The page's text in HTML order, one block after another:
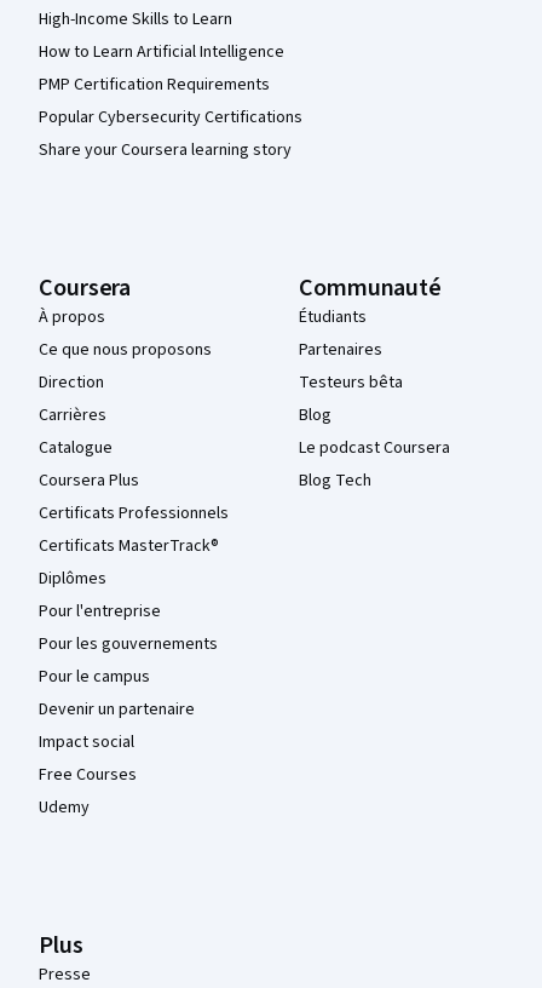
High-Income Skills to Learn
How to Learn Artificial Intelligence
PMP Certification Requirements
Popular Cybersecurity Certifications
Share your Coursera learning story
Coursera
À propos
Ce que nous proposons
Direction
Carrières
Catalogue
Coursera Plus
Certificats Professionnels
Certificats MasterTrack®
Diplômes
Pour l'entreprise
Pour les gouvernements
Pour le campus
Devenir un partenaire
Impact social
Free Courses
Udemy
Communauté
Étudiants
Partenaires
Testeurs bêta
Blog
Le podcast Coursera
Blog Tech
Plus
Presse